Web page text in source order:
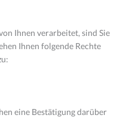
Ihnen verarbeitet, sind Sie
Ihnen folgende Rechte
eine Bestätigung darüber